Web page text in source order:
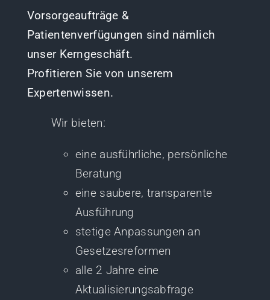
Vorsorgeaufträge &
Patientenverfügungen sind nämlich
unser Kerngeschäft.
Profitieren Sie von unserem
Expertenwissen.
Wir bieten:
eine ausführliche, persönliche
Beratung
eine saubere, transparente
Ausführung
stetige Anpassungen an
Gesetzesreformen
alle 2 Jahre eine
Aktualisierungsabfrage